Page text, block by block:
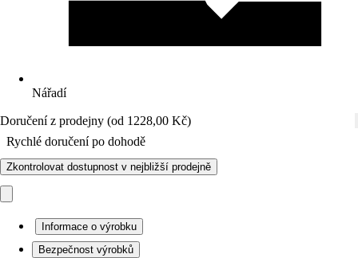
Nářadí
Doručení z prodejny (od 1228,00 Kč)
Rychlé doručení po dohodě
Zkontrolovat dostupnost v nejbližší prodejně
Informace o výrobku
Bezpečnost výrobků